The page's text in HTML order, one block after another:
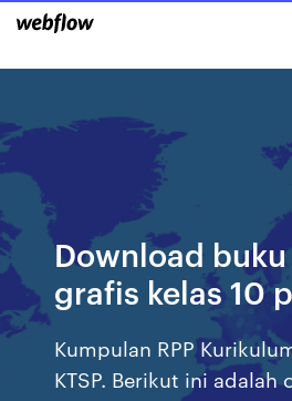
Download
grafis kelas 10
Kumpulan RPP
KTSP. Berikut ini adalah